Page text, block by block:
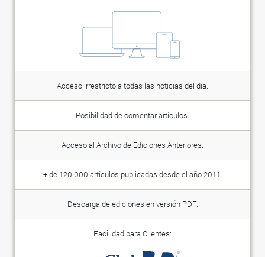
Acceso irrestricto a todas las noticias del día.
Posibilidad de comentar artículos.
Acceso al Archivo de Ediciones Anteriores.
+ de 120.000 artículos publicadas desde el año 2011.
Descarga de ediciones en versión PDF.
Facilidad para Clientes: